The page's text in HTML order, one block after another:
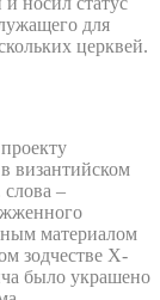
для
церквей.
византийском
–
материалом
зодчестве X-
было украшено